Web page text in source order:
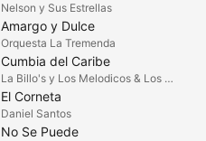
Nelson y Sus Estrellas
Amargo y Dulce
Orquesta La Tremenda
Cumbia del Caribe
La Billo's y Los Melodicos & Los Melodicos
El Corneta
Daniel Santos
No Se Puede